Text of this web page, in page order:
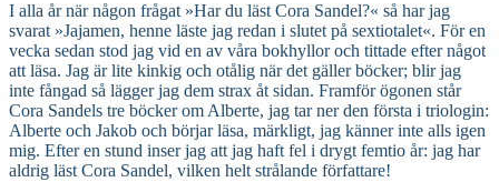
I alla år när någon frågat »Har du läst Cora Sandel?« så har jag
svarat »Jajamen, henne läste jag redan i slutet på sextiotalet«. För en
vecka sedan stod jag vid en av våra bokhyllor och tittade efter något
att läsa. Jag är lite kinkig och otålig när det gäller böcker; blir jag
inte fångad så lägger jag dem strax åt sidan. Framför ögonen står
Cora Sandels tre böcker om Alberte, jag tar ner den första i triologin:
Alberte och Jakob och börjar läsa, märkligt, jag känner inte alls igen
mig. Efter en stund inser jag att jag haft fel i drygt femtio år: jag har
aldrig läst Cora Sandel, vilken helt strålande författare!